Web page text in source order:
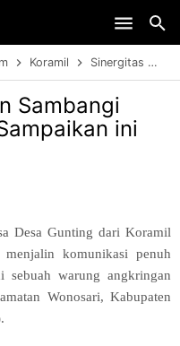
Koramil Sinergitas
Sambangi
ini
Desa Gunting dari Koramil
komunikasi penuh
sebuah warung angkringan
Wonosari, Kabupaten